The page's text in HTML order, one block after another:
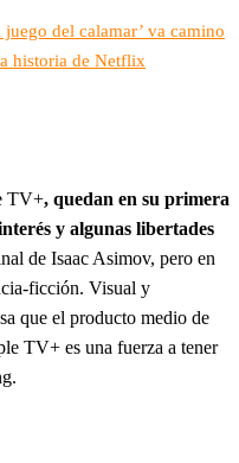
del calamar’ va camino
historia de Netflix
TV+, quedan en su primera
y algunas libertades
de Isaac Asimov, pero en
ficción. Visual y
que el producto medio de
TV+ es una fuerza a tener